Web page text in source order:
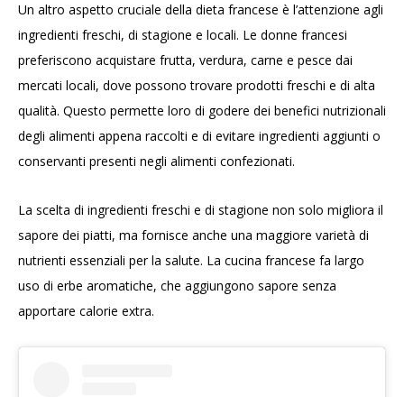
Un altro aspetto cruciale della dieta francese è l’attenzione agli
ingredienti freschi, di stagione e locali. Le donne francesi
preferiscono acquistare frutta, verdura, carne e pesce dai
mercati locali, dove possono trovare prodotti freschi e di alta
qualità. Questo permette loro di godere dei benefici nutrizionali
degli alimenti appena raccolti e di evitare ingredienti aggiunti o
conservanti presenti negli alimenti confezionati.
La scelta di ingredienti freschi e di stagione non solo migliora il
sapore dei piatti, ma fornisce anche una maggiore varietà di
nutrienti essenziali per la salute. La cucina francese fa largo
uso di erbe aromatiche, che aggiungono sapore senza
apportare calorie extra.